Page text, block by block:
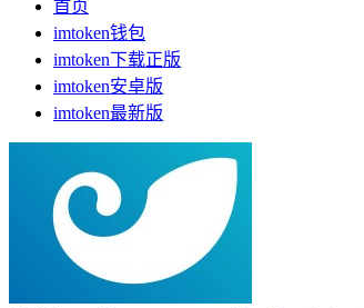
首页
imtoken钱包
imtoken下载正版
imtoken安卓版
imtoken最新版